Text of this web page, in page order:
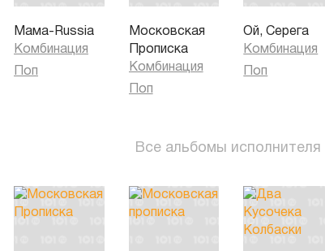
Мама-Russia
Комбинация
Поп
Московская
Прописка
Комбинация
Поп
Ой, Серега
Комбинация
Поп
Все альбомы исполнителя